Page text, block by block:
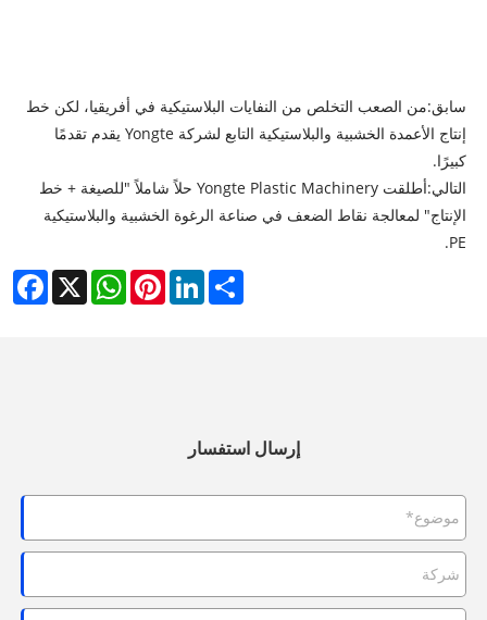
سابق:من الصعب التخلص من النفايات البلاستيكية في أفريقيا، لكن خط
إنتاج الأعمدة الخشبية والبلاستيكية التابع لشركة Yongte يقدم تقدمًا
كبيرًا.
التالي:
أطلقت Yongte Plastic Machinery حلاً شاملاً "للصيغة + خط
الإنتاج" لمعالجة نقاط الضعف في صناعة الرغوة الخشبية والبلاستيكية
PE.
X
WhatsAppPinterestLinkedInShare
إرسال استفسار